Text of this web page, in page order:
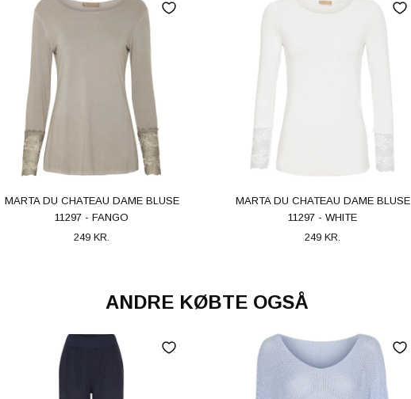
MARTA DU CHATEAU DAME BLUSE
11297 - FANGO
249 KR.
MARTA DU CHATEAU DAME BLUSE
11297 - WHITE
249 KR.
ANDRE KØBTE OGSÅ